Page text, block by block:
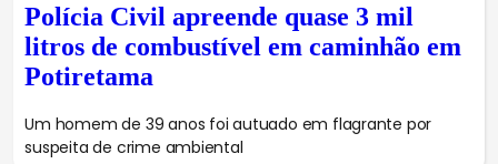
Polícia Civil apreende quase 3 mil
litros de combustível em caminhão em
Potiretama
Um homem de 39 anos foi autuado em flagrante por
suspeita de crime ambiental